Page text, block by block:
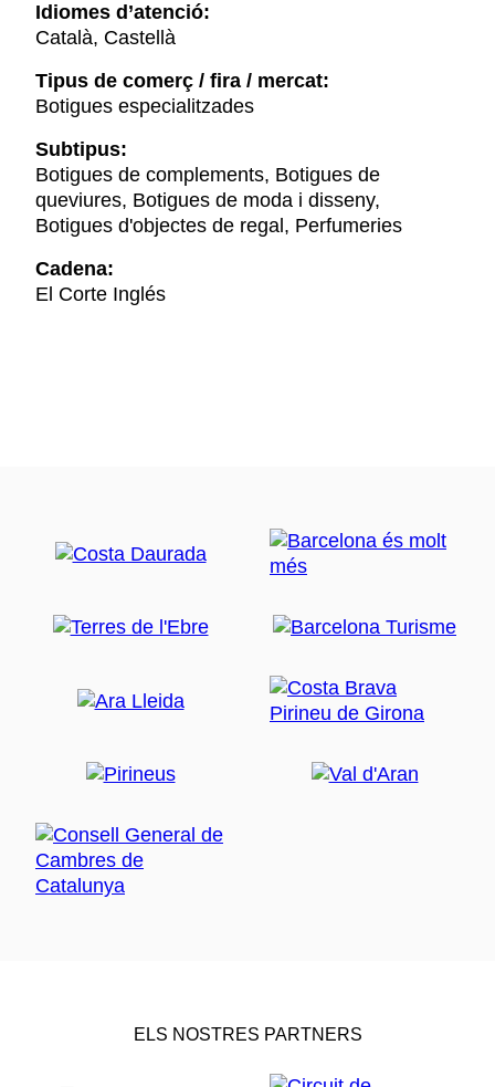
Idiomes d’atenció:
Català, Castellà
Tipus de comerç / fira / mercat:
Botigues especialitzades
Subtipus:
Botigues de complements, Botigues de
queviures, Botigues de moda i disseny,
Botigues d'objectes de regal, Perfumeries
Cadena:
El Corte Inglés
ELS NOSTRES PARTNERS